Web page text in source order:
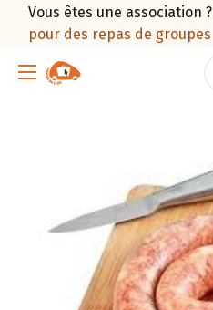
Vous êtes une association ?
pour des repas de groupes